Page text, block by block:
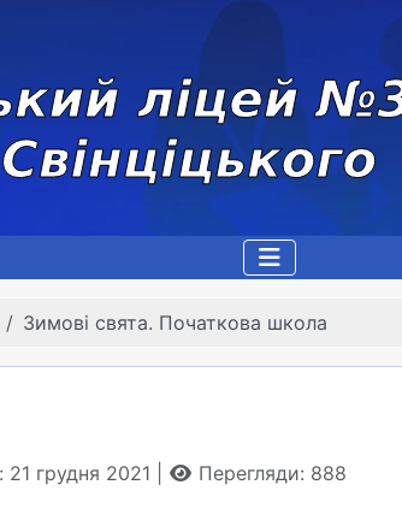
Зимові свята. Початкова школа
21 грудня 2021 Перегляди: 888